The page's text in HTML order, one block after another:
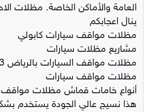
العامة والأماكن الخاصة. مظلات
ينال اعجابكم
مظلات مواقف سيارات كابولي
مشاريع مظلات سيارات
مظلات مواقف السيارات بالرياض 0500559613
مظلات مواقف سيارات
أنواع خامات قماش مظلات مواقف
هذا نسيج عالي الجودة يستخدم